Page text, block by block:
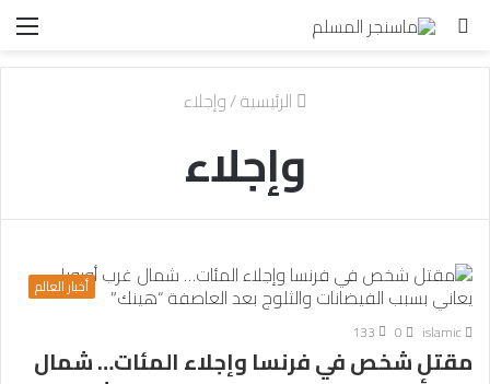
بحث
الرئيسية/وإجلاء
وإجلاء
أخبار العالم
islamic
0
133
مقتل شخص في فرنسا وإجلاء المئات… شمال